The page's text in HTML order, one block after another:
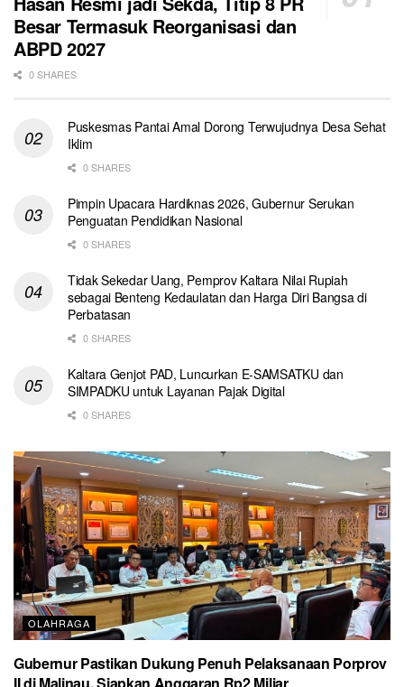
Besar Termasuk Reorganisasi dan
ABPD 2027
0 SHARES
Puskesmas Pantai Amal Dorong Terwujudnya Desa Sehat
Iklim
0 SHARES
Pimpin Upacara Hardiknas 2026, Gubernur Serukan
Penguatan Pendidikan Nasional
0 SHARES
Tidak Sekedar Uang, Pemprov Kaltara Nilai Rupiah
sebagai Benteng Kedaulatan dan Harga Diri Bangsa di
Perbatasan
0 SHARES
Kaltara Genjot PAD, Luncurkan E-SAMSATKU dan
SIMPADKU untuk Layanan Pajak Digital
0 SHARES
OLAHRAGA
Gubernur Pastikan Dukung Penuh Pelaksanaan Porprov
II di Malinau, Siapkan Anggaran Rp2 Miliar